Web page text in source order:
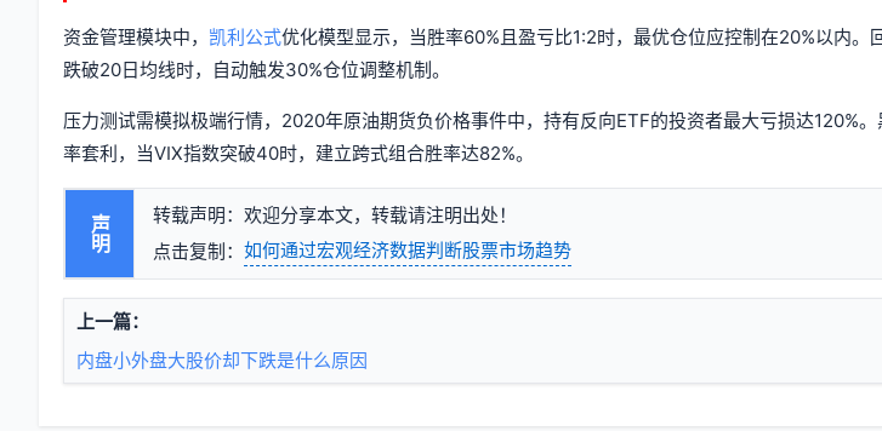
资金管理模块中， 凯利公式优化模型显示，当胜率60%且盈亏比1:2时，最优仓位应控制在20%以内。
跌破20日均线时，自动触发30%仓位调整机制。
压力测试需模拟极端行情，2020年原油期货负价格事件中，持有反向ETF的投资者最大亏损达120%
率套利，当VIX指数突破40时，建立跨式组合胜率达82%。
声明
转载声明：欢迎分享本文，转载请注明出处！
点击复制： 如何通过宏观经济数据判断股票市场趋势
上一篇：
内盘小外盘大股价却下跌是什么原因